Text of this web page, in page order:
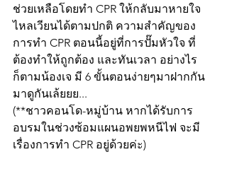
ช่วยเหลือโดยทำ CPR ให้กลับมาหายใจ
ไหลเวียนได้ตามปกติ ความสำคัญของ
การทำ CPR ตอนนี้อยู่ที่การปั๊มหัวใจ ที่
ต้องทำให้ถูกต้อง และทันเวลา อย่างไร
ก็ตามน้องเจ มี 6 ขั้นตอนง่ายๆมาฝากกัน
มาดูกันเล้ยยย...
(**ชาวคอนโด-หมู่บ้าน หากได้รับการ
อบรมในช่วงซ้อมแผนอพยพหนีไฟ จะมี
เรื่องการทำ CPR อยู่ด้วยค่ะ)